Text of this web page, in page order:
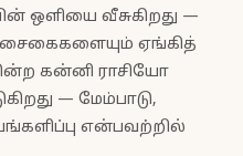
ஒளியை வீசுகிறது —
ஏங்கித்
கன்னி ராசியோ
— மேம்பாடு,
என்பவற்றில்